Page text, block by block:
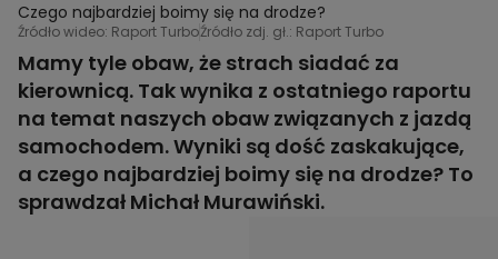
Czego najbardziej boimy się na drodze?
Źródło wideo: Raport TurboŹródło zdj. gł.: Raport Turbo
Mamy tyle obaw, że strach siadać za
kierownicą. Tak wynika z ostatniego raportu
na temat naszych obaw związanych z jazdą
samochodem. Wyniki są dość zaskakujące,
a czego najbardziej boimy się na drodze? To
sprawdzał Michał Murawiński.